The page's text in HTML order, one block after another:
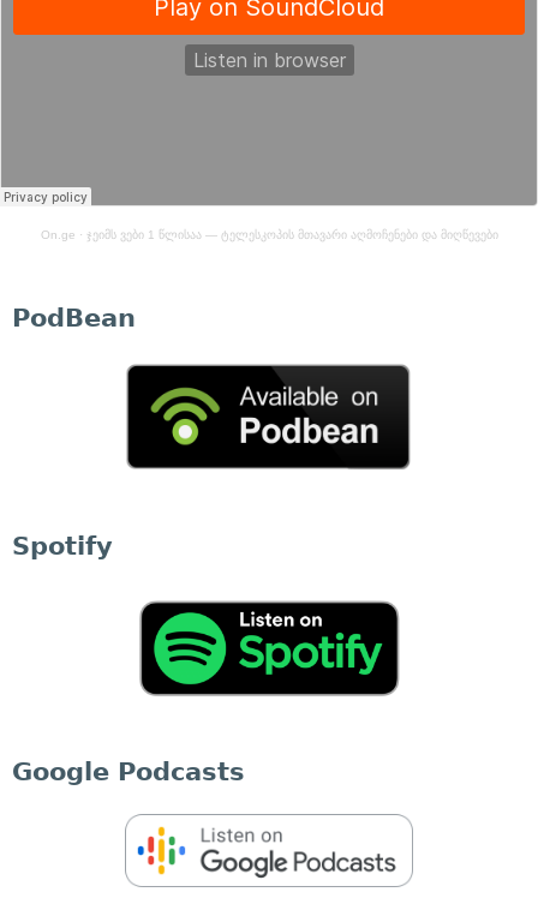
On.ge · ჯეიმს ვები 1 წლისაა — ტელესკოპის მთავარი აღმოჩენები და მიღწევები
PodBean
Spotify
Google Podcasts